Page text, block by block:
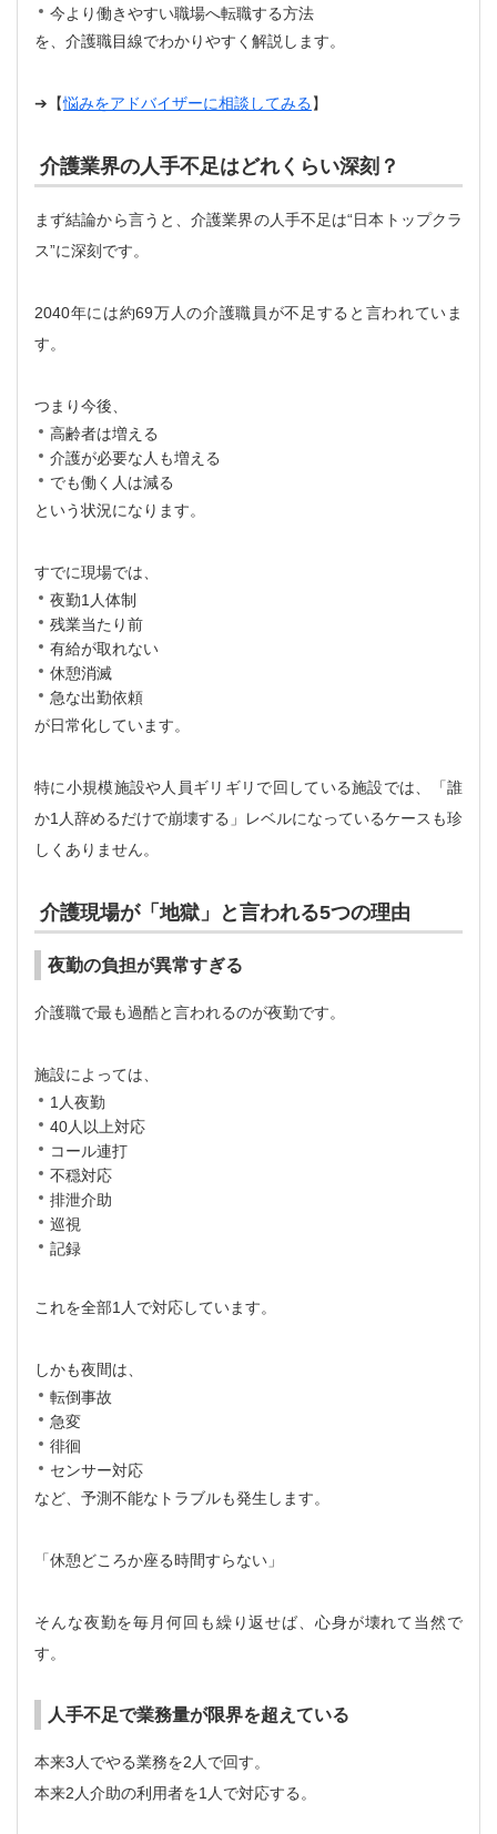
今より働きやすい職場へ転職する方法
を、介護職目線でわかりやすく解説します。
➔【悩みをアドバイザーに相談してみる】
介護業界の人手不足はどれくらい深刻？
まず結論から言うと、介護業界の人手不足は“日本トップクラ
ス”に深刻です。
2040年には約69万人の介護職員が不足すると言われていま
す。
つまり今後、
高齢者は増える
介護が必要な人も増える
でも働く人は減る
という状況になります。
すでに現場では、
夜勤1人体制
残業当たり前
有給が取れない
休憩消滅
急な出勤依頼
が日常化しています。
特に小規模施設や人員ギリギリで回している施設では、「誰
か1人辞めるだけで崩壊する」レベルになっているケースも珍
しくありません。
介護現場が「地獄」と言われる5つの理由
夜勤の負担が異常すぎる
介護職で最も過酷と言われるのが夜勤です。
施設によっては、
1人夜勤
40人以上対応
コール連打
不穏対応
排泄介助
巡視
記録
これを全部1人で対応しています。
しかも夜間は、
転倒事故
急変
徘徊
センサー対応
など、予測不能なトラブルも発生します。
「休憩どころか座る時間すらない」
そんな夜勤を毎月何回も繰り返せば、心身が壊れて当然で
す。
人手不足で業務量が限界を超えている
本来3人でやる業務を2人で回す。
本来2人介助の利用者を1人で対応する。